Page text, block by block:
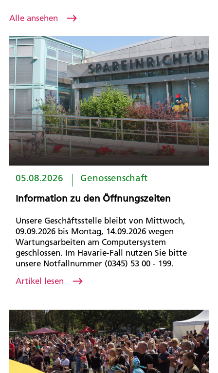
Alle ansehen
05.08.2026
Genossenschaft
Information zu den Öffnungszeiten
Unsere Geschäftsstelle bleibt von Mittwoch,
09.09.2026 bis Montag, 14.09.2026 wegen
Wartungsarbeiten am Computersystem
geschlossen. Im Havarie-Fall nutzen Sie bitte
unsere Notfallnummer (0345) 53 00 - 199.
Artikel lesen